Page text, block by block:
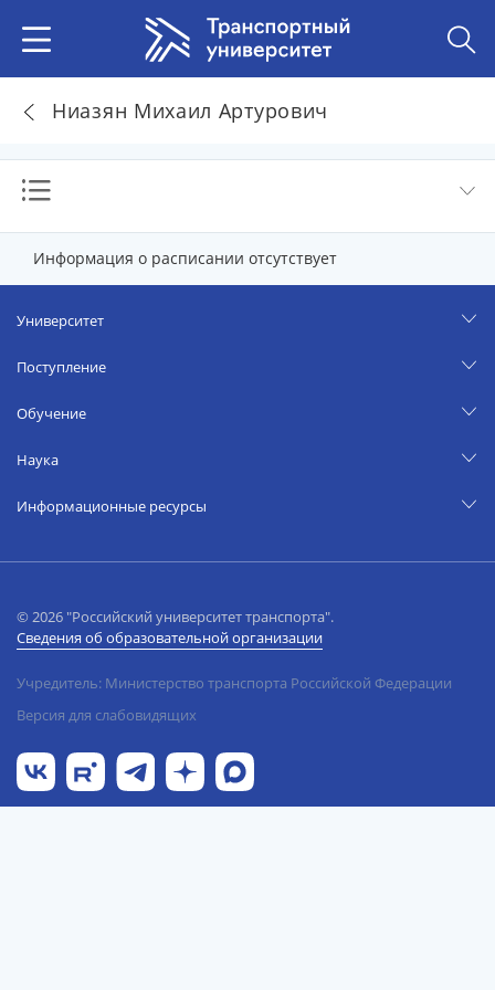
Ниазян Михаил Артурович
Информация о расписании отсутствует
Университет
Поступление
Обучение
Наука
Информационные ресурсы
© 2026 "Российский университет транспорта".
Сведения об образовательной организации
Учредитель: Министерство транспорта Российской Федерации
Версия для слабовидящих